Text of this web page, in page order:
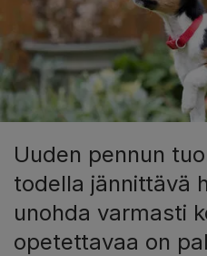
Uuden pennun
todella jännittävä
unohda varmasti
opetettavaa on